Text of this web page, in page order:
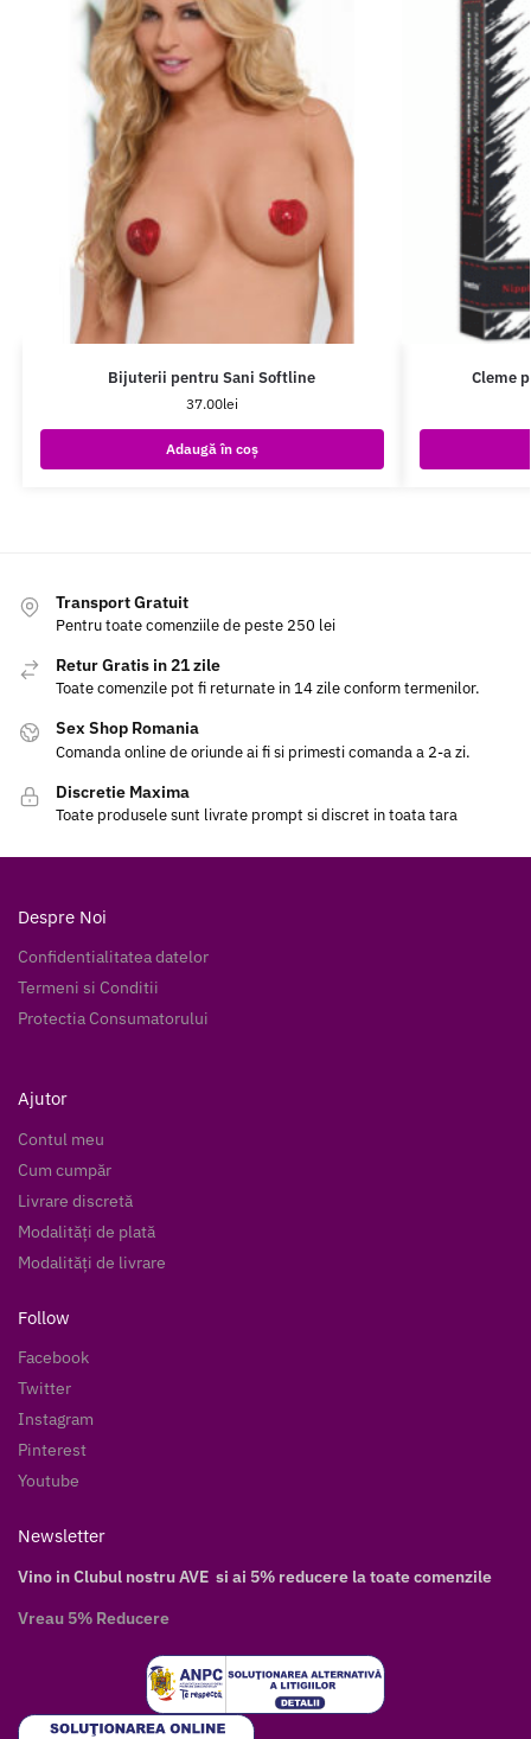
Bijuterii pentru Sani Softline
37.00lei
Adaugă în coș
Cleme
Transport Gratuit
Pentru toate comenziile de peste 250 lei
Retur Gratis in 21 zile
Toate comenzile pot fi returnate in 14 zile conform termenilor.
Sex Shop Romania
Comanda online de oriunde ai fi si primesti comanda a 2-a zi.
Discretie Maxima
Toate produsele sunt livrate prompt si discret in toata tara
Despre Noi
Confidentialitatea datelor
Termeni si Conditii
Protectia Consumatorului
Ajutor
Contul meu
Cum cumpăr
Livrare discretă
Modalități de plată
Modalități de livrare
Follow
Facebook
Twitter
Instagram
Pinterest
Youtube
Newsletter
Vino in Clubul nostru AVE si ai 5% reducere la toate comenzile
Vreau 5% Reducere